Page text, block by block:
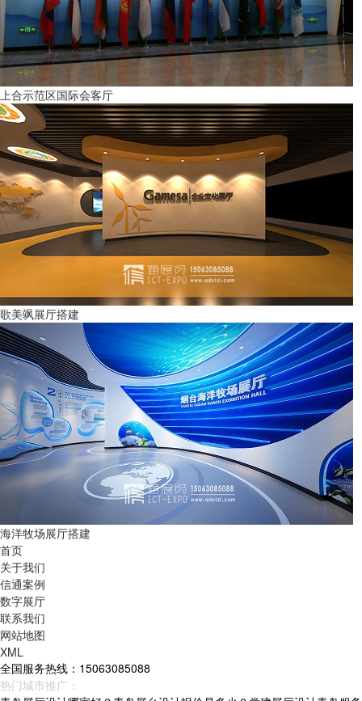
上合示范区国际会客厅
歌美飒展厅搭建
海洋牧场展厅搭建
首页
关于我们
信通案例
数字展厅
联系我们
网站地图
XML
全国服务热线：15063085088
热门城市推广：